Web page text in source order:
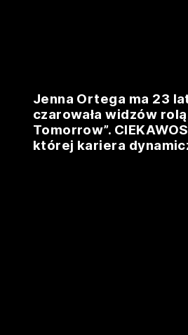
Jenna Ortega ma 23
czarowała widzów
Tomorrow”.
której kariera